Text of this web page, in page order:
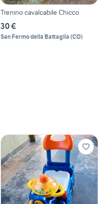
Trenino cavalcabile Chicco
30 €
San Fermo della Battaglia (CO)